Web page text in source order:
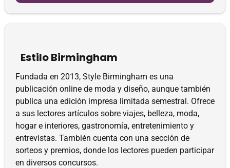
Estilo Birmingham
Fundada en 2013, Style Birmingham es una
publicación online de moda y diseño, aunque también
publica una edición impresa limitada semestral. Ofrece
a sus lectores artículos sobre viajes, belleza, moda,
hogar e interiores, gastronomía, entretenimiento y
entrevistas. También cuenta con una sección de
sorteos y premios, donde los lectores pueden participar
en diversos concursos.